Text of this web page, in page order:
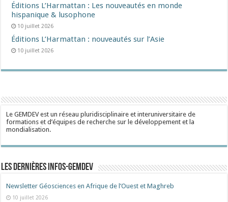
Éditions L’Harmattan : Les nouveautés en monde
hispanique & lusophone
10 juillet 2026
Éditions L’Harmattan : nouveautés sur l’Asie
10 juillet 2026
Le GEMDEV est un réseau pluridisciplinaire et interuniversitaire de
formations et d’équipes de recherche sur le développement et la
mondialisation.
Les dernières Infos-Gemdev
Newsletter Géosciences en Afrique de l’Ouest et Maghreb
10 juillet 2026